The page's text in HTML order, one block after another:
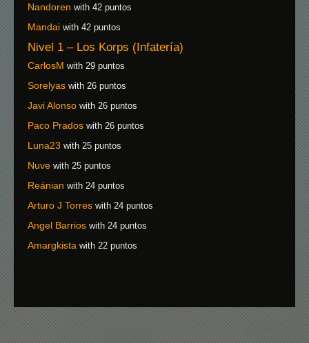
Nandoren with 42 puntos
Mandai with 42 puntos
Nivel 1 – Los Korps (Infatería)
CarlosM with 29 puntos
Sorelyas with 26 puntos
Javi Alonso with 26 puntos
Paco Prados with 26 puntos
Luna23 with 25 puntos
Nuve with 25 puntos
Reánian with 24 puntos
Arturo J Torres with 24 puntos
Angel Barrios with 24 puntos
Amargkista with 22 puntos